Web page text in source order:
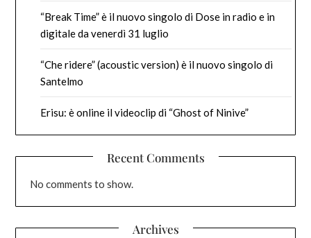
“Break Time” è il nuovo singolo di Dose in radio e in
digitale da venerdì 31 luglio
“Che ridere” (acoustic version) è il nuovo singolo di
Santelmo
Erisu: è online il videoclip di “Ghost of Ninive”
Recent Comments
No comments to show.
Archives